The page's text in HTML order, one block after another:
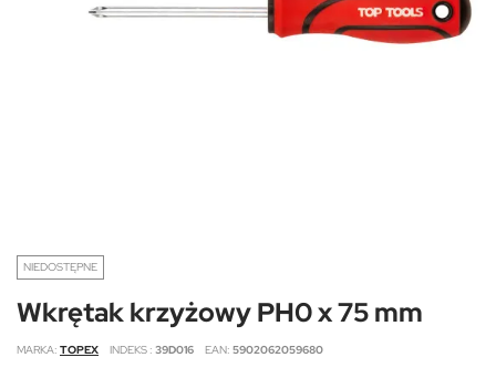
NIEDOSTĘPNE
Wkrętak krzyżowy PH0 x 75 mm
MARKA TOPEX INDEKS 39D016 EAN 5902062059680